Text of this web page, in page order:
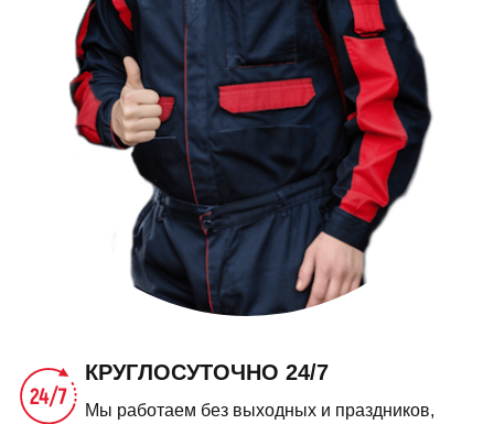
КРУГЛОСУТОЧНО 24/7
Мы работаем без выходных и праздников,